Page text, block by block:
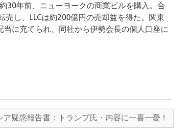
30年前、ニューヨークの商業ビルを購入。合
売し、LLCは約200億円の売却益を得た。関東
に充てられ、同社から伊勢会長の個人口座に
ア疑惑報告書：トランプ氏・内容に一喜一憂！